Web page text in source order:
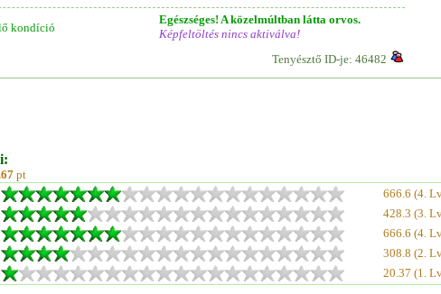
kondíció
Egészséges! A közelmúltban látta orvos.
Képfeltöltés nincs aktiválva!
Tenyésztő ID-je: 46482
pt
666.6 (4.
428.3 (3.
666.6 (4.
308.8 (2.
20.37 (1.